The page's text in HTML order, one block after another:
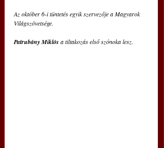
Az október 6-i tüntetés egyik szervezője a Magyarok
Világszövetsége.
Patrubány Miklós a tiltakozás első szónoka lesz.